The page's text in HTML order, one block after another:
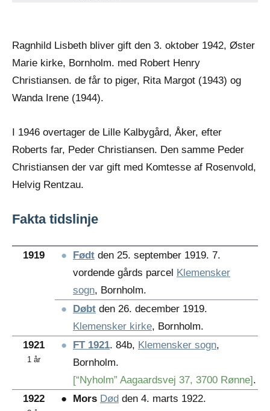
Ragnhild Lisbeth bliver gift den 3. oktober 1942, Øster
Marie kirke, Bornholm. med Robert Henry
Christiansen. de får to piger, Rita Margot (1943) og
Wanda Irene (1944).
I 1946 overtager de Lille Kalbygård, Åker, efter
Roberts far, Peder Christiansen. Den samme Peder
Christiansen der var gift med Komtesse af Rosenvold,
Helvig Rentzau.
Fakta tidslinje
1919 ● Født den 25. september 1919. 7.
vordende gårds parcel Klemensker
sogn, Bornholm.
●
Døbt den 26. december 1919.
Klemensker kirke, Bornholm.
1921
1 år
● FT 1921. 84b, Klemensker sogn,
Bornholm.
[“Nyholm” Aagaardsvej 37, 3700 Rønne].
1922
● Mors Død den 4. marts 1922.